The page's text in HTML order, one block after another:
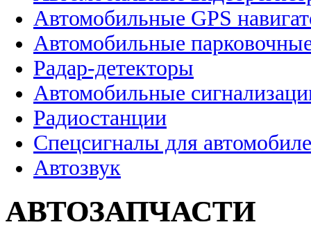
Автомобильные GPS
Автомобильные
Радар-детекторы
Автомобильные
Радиостанции
Спецсигналы для
Автозвук
АВТОЗАПЧАСТИ